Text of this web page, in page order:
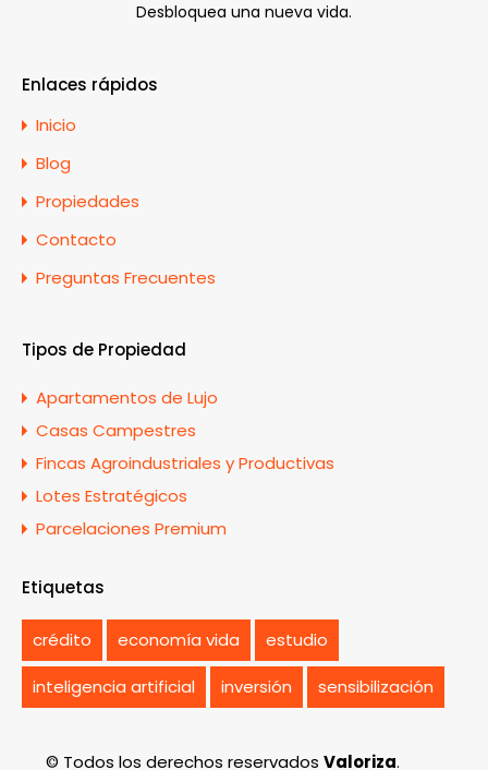
Desbloquea una nueva vida.
Enlaces rápidos
Inicio
Blog
Propiedades
Contacto
Preguntas Frecuentes
Tipos de Propiedad
Apartamentos de Lujo
Casas Campestres
Fincas Agroindustriales y Productivas
Lotes Estratégicos
Parcelaciones Premium
Etiquetas
crédito economía vida estudio
inteligencia artificial inversión sensibilización
© Todos los derechos reservados Valoriza.